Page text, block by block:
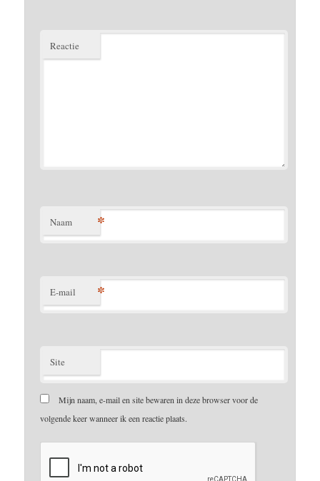
Reactie
Naam *
E-mail *
Site
Mijn naam, e-mail en site bewaren in deze browser voor de
volgende keer wanneer ik een reactie plaats.